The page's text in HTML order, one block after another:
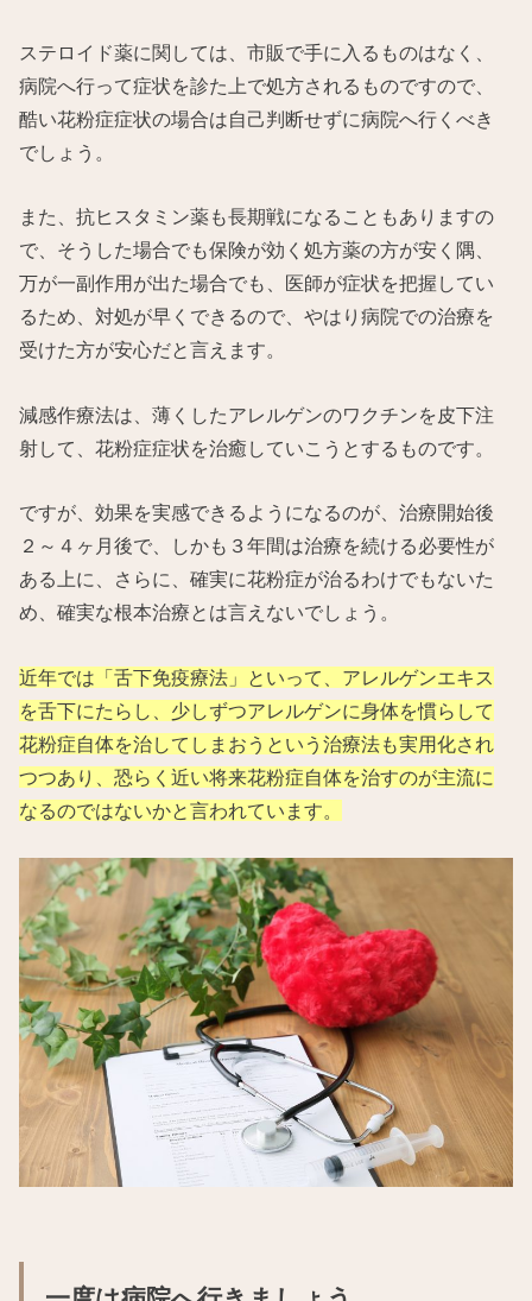
ステロイド薬に関しては、市販で手に入るものはなく、
病院へ行って症状を診た上で処方されるものですので、
酷い花粉症症状の場合は自己判断せずに病院へ行くべき
でしょう。
また、抗ヒスタミン薬も長期戦になることもありますの
で、そうした場合でも保険が効く処方薬の方が安く隅、
万が一副作用が出た場合でも、医師が症状を把握してい
るため、対処が早くできるので、やはり病院での治療を
受けた方が安心だと言えます。
減感作療法は、薄くしたアレルゲンのワクチンを皮下注
射して、花粉症症状を治癒していこうとするものです。
ですが、効果を実感できるようになるのが、治療開始後
２～４ヶ月後で、しかも３年間は治療を続ける必要性が
ある上に、さらに、確実に花粉症が治るわけでもないた
め、確実な根本治療とは言えないでしょう。
近年では「舌下免疫療法」といって、アレルゲンエキス
を舌下にたらし、少しずつアレルゲンに身体を慣らして
花粉症自体を治してしまおうという治療法も実用化され
つつあり、恐らく近い将来花粉症自体を治すのが主流に
なるのではないかと言われています。